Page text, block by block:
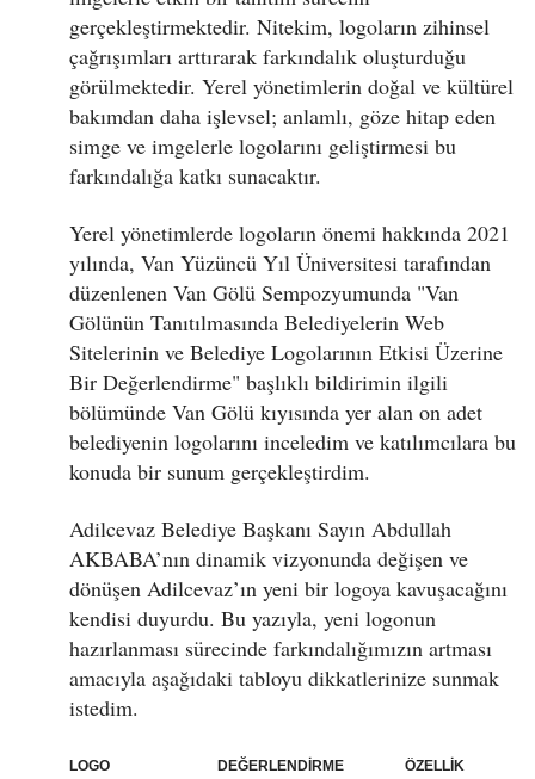
gerçekleştirmektedir. Nitekim, logoların zihinsel
çağrışımları arttırarak farkındalık oluşturduğu
görülmektedir. Yerel yönetimlerin doğal ve kültürel
bakımdan daha işlevsel; anlamlı, göze hitap eden
simge ve imgelerle logolarını geliştirmesi bu
farkındalığa katkı sunacaktır.
Yerel yönetimlerde logoların önemi hakkında 2021
yılında, Van Yüzüncü Yıl Üniversitesi tarafından
düzenlenen Van Gölü Sempozyumunda "Van
Gölünün Tanıtılmasında Belediyelerin Web
Sitelerinin ve Belediye Logolarının Etkisi Üzerine
Bir Değerlendirme" başlıklı bildirimin ilgili
bölümünde Van Gölü kıyısında yer alan on adet
belediyenin logolarını inceledim ve katılımcılara bu
konuda bir sunum gerçekleştirdim.
Adilcevaz Belediye Başkanı Sayın Abdullah
AKBABA’nın dinamik vizyonunda değişen ve
dönüşen Adilcevaz’ın yeni bir logoya kavuşacağını
kendisi duyurdu. Bu yazıyla, yeni logonun
hazırlanması sürecinde farkındalığımızın artması
amacıyla aşağıdaki tabloyu dikkatlerinize sunmak
istedim.
LOGO DEĞERLENDİRME ÖZELLİK